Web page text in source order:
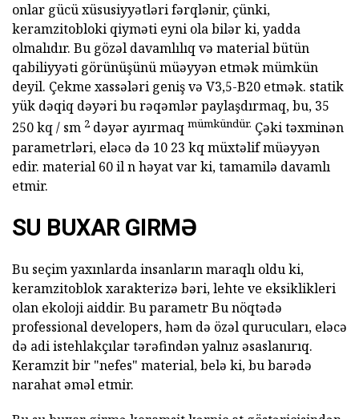
onlar gücü xüsusiyyətləri fərqlənir, çünki,
keramzitobloki qiyməti eyni ola bilər ki, yadda
olmalıdır. Bu gözəl davamlılıq və material bütün
qabiliyyəti görünüşünü müəyyən etmək mümkün
deyil. Çekme xassələri geniş və V3,5-B20 etmək. statik
yük dəqiq dəyəri bu rəqəmlər paylaşdırmaq, bu, 35
250 kq / sm 2 dəyər ayırmaq mümkündür. Çəki təxminən
parametrləri, eləcə də 10 23 kq müxtəlif müəyyən
edir. material 60 il n həyat var ki, tamamilə davamlı
etmir.
SU BUXAR GIRMƏ
Bu seçim yaxınlarda insanların maraqlı oldu ki,
keramzitoblok xarakterizə bəri, lehte ve eksiklikleri
olan ekoloji aiddir. Bu parametr Bu nöqtədə
professional developers, həm də özəl qurucuları, eləcə
də adi istehlakçılar tərəfindən yalnız əsaslanırıq.
Keramzit bir "nefes" material, belə ki, bu barədə
narahat əməl etmir.